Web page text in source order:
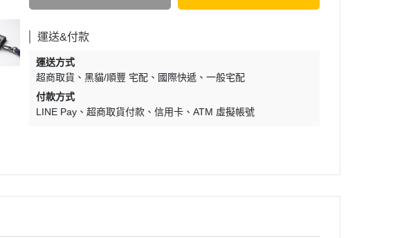
運送&付款
運送方式
超商取貨
黑貓/順豐 宅配 國際快遞
一般宅配
付款方式
LINE Pay
超商取貨付款 信用卡 ATM 虛擬帳號